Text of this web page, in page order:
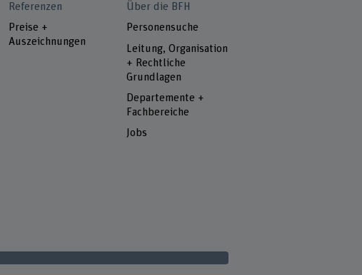
Referenzen
Preise +
Auszeichnungen
Über die BFH
Personensuche
Leitung, Organisation
+ Rechtliche
Grundlagen
Departemente +
Fachbereiche
Jobs